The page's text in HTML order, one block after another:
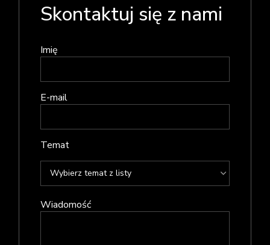
Skontaktuj się z nami
Imię
E-mail
Temat
Wiadomość